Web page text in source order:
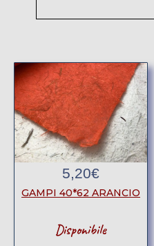
5,20€
GAMPI 40*62 ARANCIO
Disponibile